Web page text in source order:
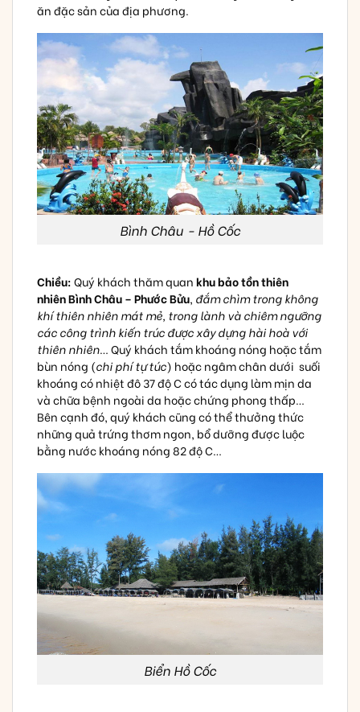
ăn đặc sản của địa phương.
Bình Châu - Hồ Cốc
Chiều:Quý khách thăm quankhu bảo tồn thiên
nhiên Bình Châu – Phước Bửu, đắm chìm trong không
khí thiên nhiên mát mẻ, trong lành và chiêm ngưỡng
các công trình kiến trúc được xây dựng hài hoà với
thiên nhiên… Quý khách tắm khoáng nóng hoặc tắm
bùn nóng (chi phí tự túc) hoặc ngâm chân dưới suối
khoáng có nhiệt đô 37 độ C có tác dụng làm mịn da
và chữa bệnh ngoài da hoặc chứng phong thấp…
Bên cạnh đó, quý khách cũng có thể thưởng thức
những quả trứng thơm ngon, bổ dưỡng được luộc
bằng nước khoáng nóng 82 độ C…
Biển Hồ Cốc